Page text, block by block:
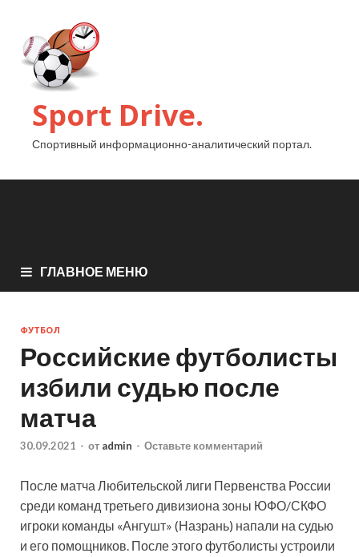
Sport Drive.
Спортивный информационно-аналитический портал.
ГЛАВНОЕ МЕНЮ
ФУТБОЛ
Российские футболисты
избили судью после
матча
30.09.2021 - от admin - Оставьте комментарий
После матча Любительской лиги Первенства России
среди команд третьего дивизиона зоны ЮФО/СКФО
игроки команды «Ангушт» (Назрань) напали на судью
и его помощников. После этого футболисты устроили